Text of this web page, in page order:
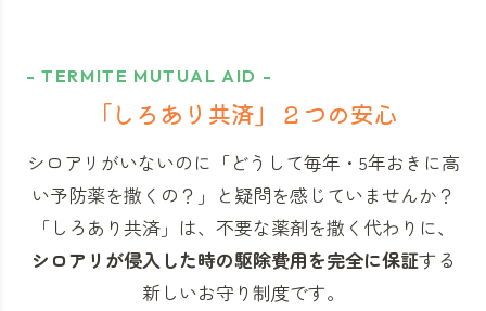
- TERMITE MUTUAL AID -
「しろあり共済」 ２つの安心
シロアリがいないのに「どうして毎年・5年おきに高
い予防薬を撒くの？」と 疑問を感じていませんか？
「しろあり共済」 は、不要な薬剤を撒く代わりに、
シロアリが侵入した時の駆除費用を完全に保証する
新しいお守り制度です。